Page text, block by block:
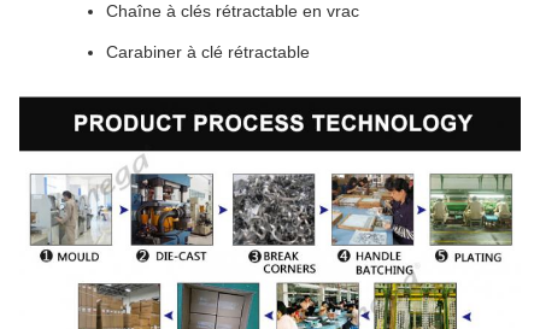
Chaîne à clés rétractable en vrac
Carabiner à clé rétractable